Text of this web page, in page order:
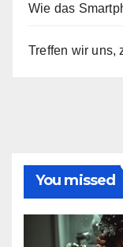
Wie das
Treffen wir uns,
You missed